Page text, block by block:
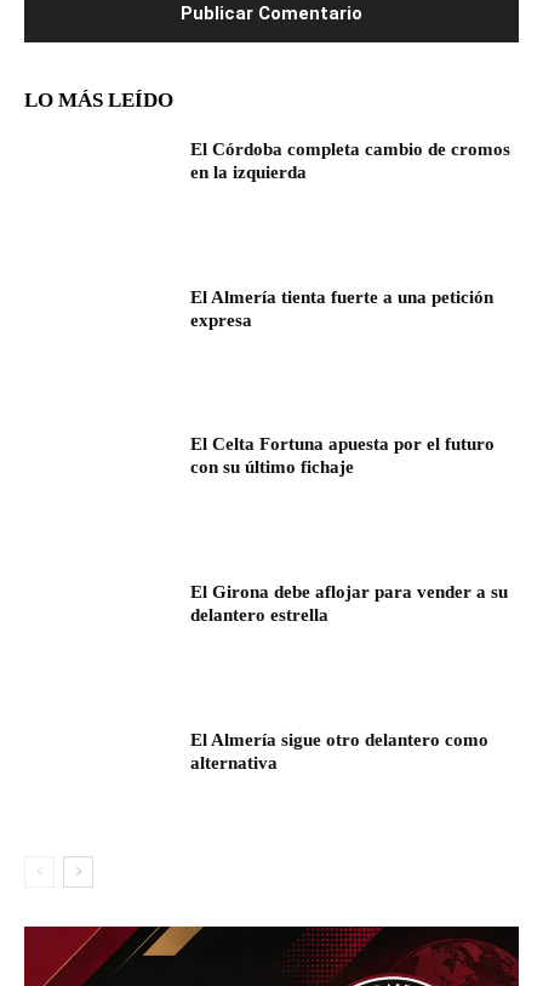
LO MÁS LEÍDO
El Córdoba completa cambio de cromos
en la izquierda
El Almería tienta fuerte a una petición
expresa
El Celta Fortuna apuesta por el futuro
con su último fichaje
El Girona debe aflojar para vender a su
delantero estrella
El Almería sigue otro delantero como
alternativa